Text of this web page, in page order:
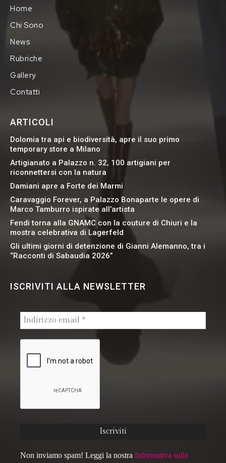
Home
Chi Sono
News
Rubriche
Gallery
Contatti
ARTICOLI
Dolomia tra api e biodiversità, apre il suo primo
temporary store a Milano
Artigianato a Palazzo n. 32, 100 artigiani per
riconnettersi con la natura
Damiani apre a Forte dei Marmi
Caravaggio Forever, a Palazzo Bonaparte le opere di
Marco Tamburro ispirate all’artista
Fendi torna alla GNAMC con la couture di Chiuri e la
mostra celebrativa di Lagerfeld
Gli ultimi giorni di detenzione di Gianni Alemanno, tra i
“Racconti di Sabaudia 2026”
ISCRIVITI ALLA NEWSLETTER
Non inviamo spam! Leggi la nostra Informativa sulla